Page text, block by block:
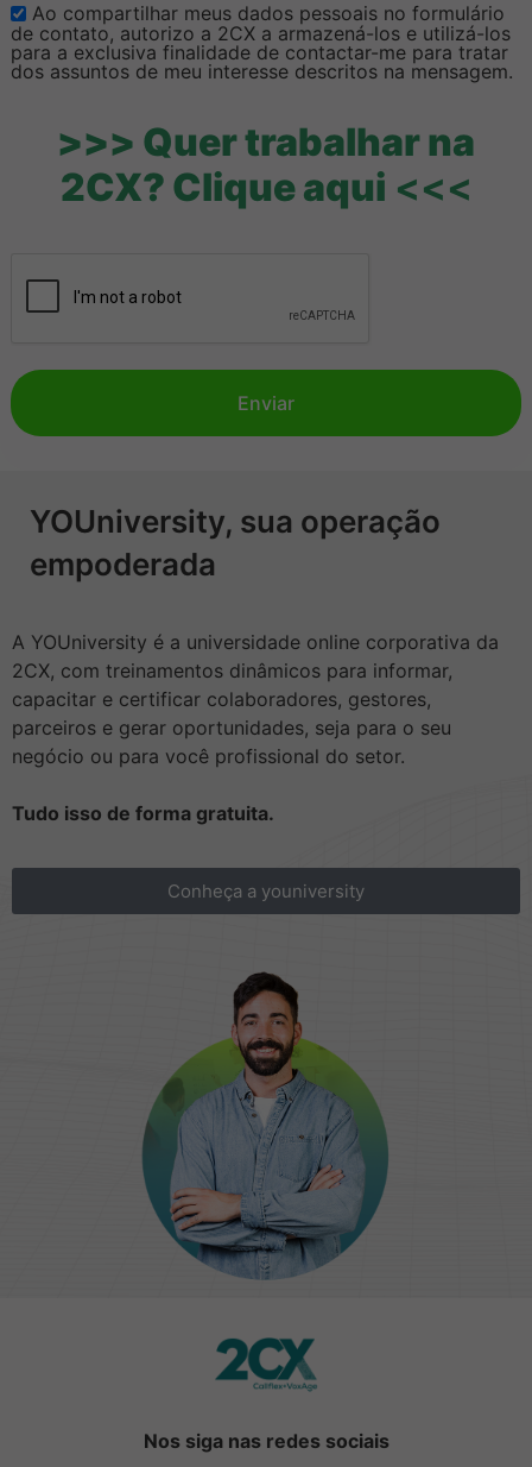
Ao compartilhar meus dados pessoais no formulário
de contato, autorizo a 2CX a armazená-los e utilizá-los
para a exclusiva finalidade de contactar-me para tratar
dos assuntos de meu interesse descritos na mensagem.
>>> Quer trabalhar na
2CX? Clique aqui <<<
Enviar
YOUniversity, sua operação
empoderada
A YOUniversity é a universidade online corporativa da
2CX, com treinamentos dinâmicos para informar,
capacitar e certificar colaboradores, gestores,
parceiros e gerar oportunidades, seja para o seu
negócio ou para você profissional do setor.
Tudo isso de forma gratuita.
Conheça a youniversity
Nos siga nas redes sociais